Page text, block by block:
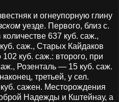
и огнеупорную глину
уезде. Первого, близ с.
637 куб. саж.,
саж., Старых Кайдаков
куб. саж.: второго, при
Розенталь — 15 куб. саж.
третьей, у сел.
сажен. Месторождения
Надежды и Кштейнау, а